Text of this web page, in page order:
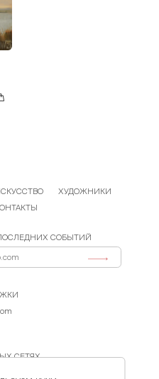
ХУДОЖНИКИ
ПОСЛЕДНИХ СОБЫТИЙ
СЕТЯХ